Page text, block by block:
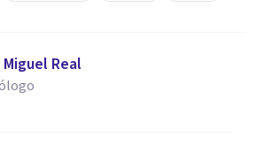
Miguel Real